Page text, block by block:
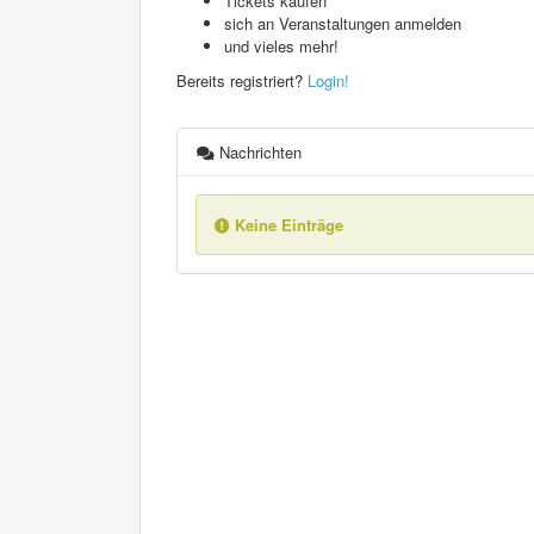
sich an Veranstaltungen anmelden
und vieles mehr!
Bereits registriert? Login!
Nachrichten
Keine Einträge